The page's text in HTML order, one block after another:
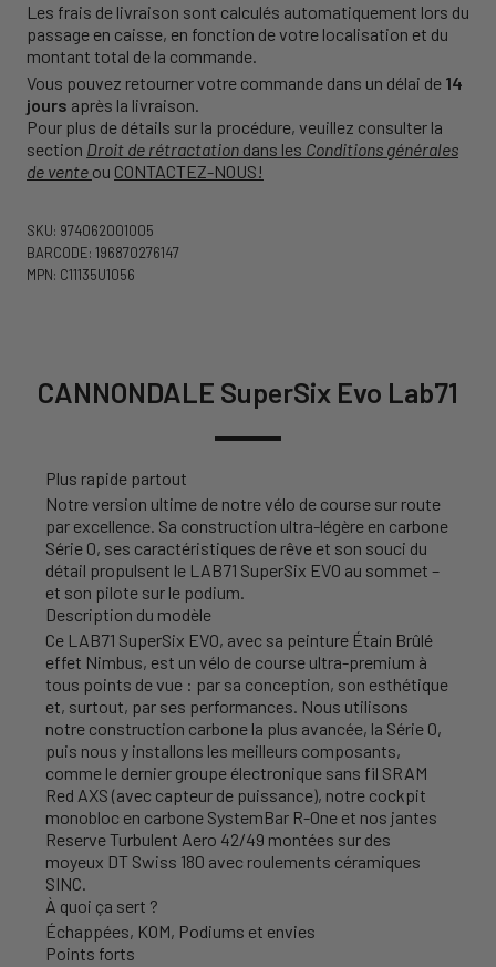
Les frais de livraison sont calculés automatiquement lors du
passage en caisse, en fonction de votre localisation et du
montant total de la commande.
Vous pouvez retourner votre commande dans un délai de 14
jours après la livraison.
Pour plus de détails sur la procédure, veuillez consulter la
section Droit de rétractation dans les Conditions générales
de vente ou CONTACTEZ-NOUS!
SKU: 974062001005
BARCODE: 196870276147
MPN: C11135U1056
CANNONDALE SuperSix Evo Lab71
Plus rapide partout
Notre version ultime de notre vélo de course sur route
par excellence. Sa construction ultra-légère en carbone
Série 0, ses caractéristiques de rêve et son souci du
détail propulsent le LAB71 SuperSix EVO au sommet –
et son pilote sur le podium.
Description du modèle
Ce LAB71 SuperSix EVO, avec sa peinture Étain Brûlé
effet Nimbus, est un vélo de course ultra-premium à
tous points de vue : par sa conception, son esthétique
et, surtout, par ses performances. Nous utilisons
notre construction carbone la plus avancée, la Série 0,
puis nous y installons les meilleurs composants,
comme le dernier groupe électronique sans fil SRAM
Red AXS (avec capteur de puissance), notre cockpit
monobloc en carbone SystemBar R-One et nos jantes
Reserve Turbulent Aero 42/49 montées sur des
moyeux DT Swiss 180 avec roulements céramiques
SINC.
À quoi ça sert ?
Échappées, KOM, Podiums et envies
Points forts